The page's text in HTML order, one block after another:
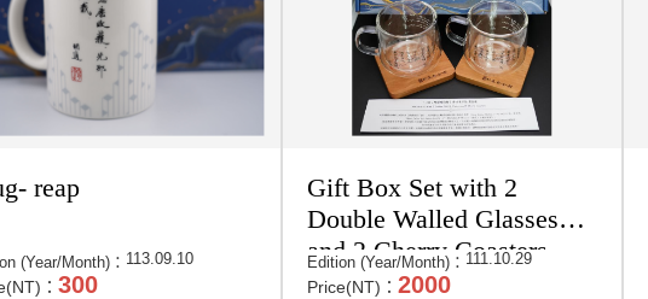
reap
(Year/Month)： 113.09.10
：300
Gift Box Set with 2
Double Walled Glasses
and 2 Cherry Coasters
Edition (Year/Month)： 111.10.29
Price(NT)：2000